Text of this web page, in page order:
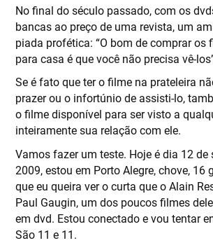
No final do século passado, com os
bancas ao preço de uma revista, um
piada profética: “O bom de comprar os
para casa é que você não precisa vê-
Se é fato que ter o filme na prateleira
prazer ou o infortúnio de assisti-lo,
o filme disponível para ser visto a
inteiramente sua relação com ele.
Vamos fazer um teste. Hoje é dia 12 de
2009, estou em Porto Alegre, chove, 16
que eu queira ver o curta que o Alain
Paul Gaugin, um dos poucos filmes
em dvd. Estou conectado e vou tentar
São 11 e 11.